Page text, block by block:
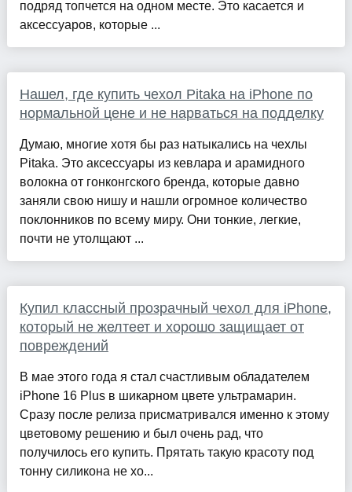
подряд топчется на одном месте. Это касается и
аксессуаров, которые ...
Нашел, где купить чехол Pitaka на iPhone по
нормальной цене и не нарваться на подделку
Думаю, многие хотя бы раз натыкались на чехлы
Pitaka. Это аксессуары из кевлара и арамидного
волокна от гонконгского бренда, которые давно
заняли свою нишу и нашли огромное количество
поклонников по всему миру. Они тонкие, легкие,
почти не утолщают ...
Купил классный прозрачный чехол для iPhone,
который не желтеет и хорошо защищает от
повреждений
В мае этого года я стал счастливым обладателем
iPhone 16 Plus в шикарном цвете ультрамарин.
Сразу после релиза присматривался именно к этому
цветовому решению и был очень рад, что
получилось его купить. Прятать такую красоту под
тонну силикона не хо...